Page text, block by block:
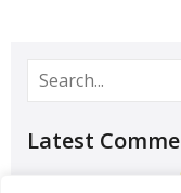
Latest
Học Đại học